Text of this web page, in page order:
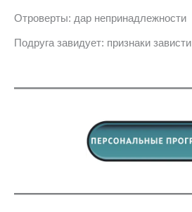
Отроверты: дар непринадлежности
Подруга завидует: признаки зависти